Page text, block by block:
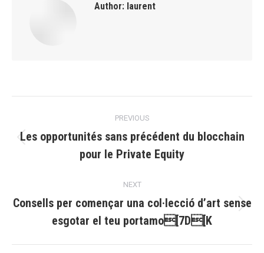
Author: laurent
navigation
PREVIOUS
Previous
post:
Les opportunités sans précédent du blocchain
pour le Private Equity
NEXT
post:
Consells per començar una col·lecció d’art sense
esgotar el teu portamo[7D[K